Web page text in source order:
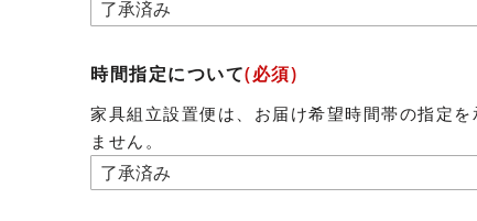
時間指定について(必須)
家具組立設置便は、お届け希望時間帯の指定を
ません。